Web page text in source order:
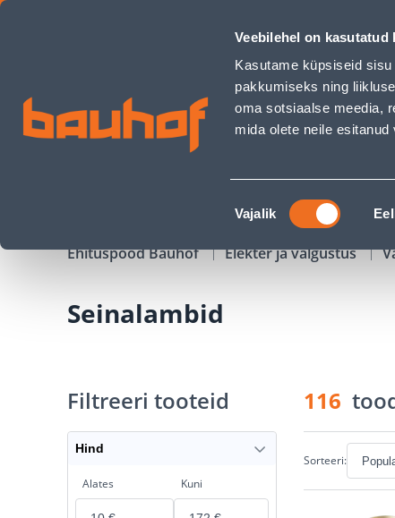
Veebilehel on kasutatud
Kasutame küpsiseid
pakkumiseks ning
oma sotsiaalse meedia,
mida olete neile
Nõusoleku
valik
Vajalik
Seinalambid - Bauhof has loaded
Äriklienditeenindus
KAMPAANIAD
Ehituspood Bauhof Elekter ja valgustus
Seinalambid
116
Sorteeri:
Filtreeri tooteid
Hind
Alates Kuni